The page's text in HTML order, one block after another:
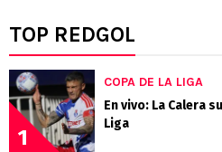
TOP REDGOL
1
COPA DE LA LIGA
En vivo: La Calera
Liga